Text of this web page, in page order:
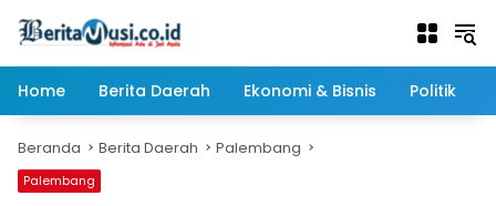
Home
Berita Daerah Ekonomi & Bisnis Politik
Beranda Berita Daerah Palembang
Palembang